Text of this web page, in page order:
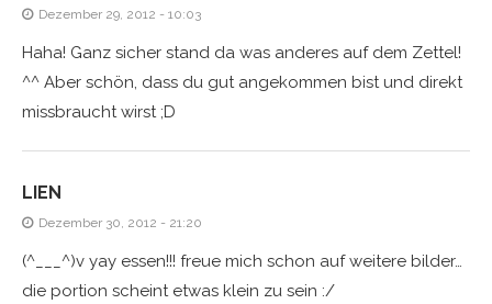
Dezember 29, 2012 - 10:03
Haha! Ganz sicher stand da was anderes auf dem Zettel!
^^ Aber schön, dass du gut angekommen bist und direkt
missbraucht wirst ;D
LIEN
Dezember 30, 2012 - 21:20
(^___^)v yay essen!!! freue mich schon auf weitere bilder…
die portion scheint etwas klein zu sein :/